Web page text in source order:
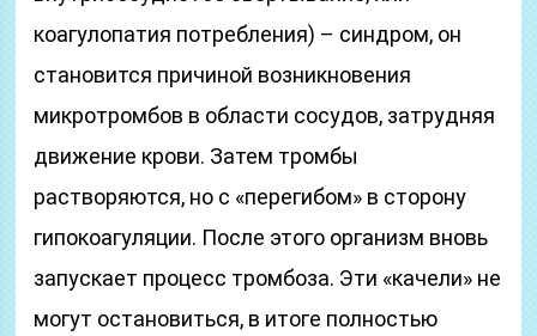
коагулопатия потребления) – синдром, он
становится причиной возникновения
микротромбов в области сосудов, затрудняя
движение крови. Затем тромбы
растворяются, но с «перегибом» в сторону
гипокоагуляции. После этого организм вновь
запускает процесс тромбоза. Эти «качели» не
могут остановиться, в итоге полностью